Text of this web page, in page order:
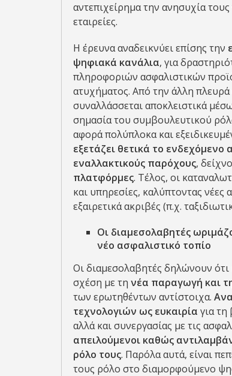
αντεπιχείρημα την ανησυχία
εταιρείες.
Η έρευνα αναδεικνύει επίσης την
ψηφιακά κανάλια, για
πληροφοριών ασφαλιστικών
ατυχήματος. Από την άλλη
συναλλάσσεται αποκλειστικά
σημασία του συμβουλευτικού
αφορά πολύπλοκα και
εξετάζει θετικά το ενδεχόμενο
εναλλακτικούς παρόχους,
πλατφόρμες. Τέλος, οι
και υπηρεσίες, καλύπτοντας
εξαιρετικά ακριβές (π.χ.
Οι διαμεσολαβητές
νέο ασφαλιστικό τοπίο
Οι διαμεσολαβητές δηλώνουν ότι
σχέση με τη νέα παραγωγή και
των ερωτηθέντων αντίστοιχα.
τεχνολογιών ως ευκαιρία για
αλλά και συνεργασίας με τις
απειλούμενοι καθώς
ρόλο τους. Παρόλα αυτά, είναι
τους ρόλο στο διαμορφούμενο